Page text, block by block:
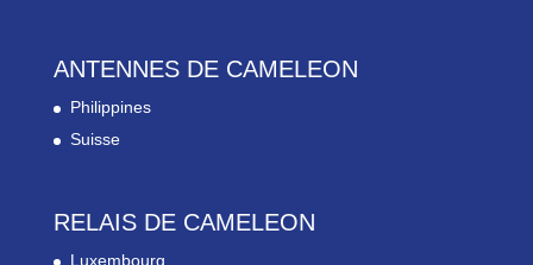
ANTENNES DE CAMELEON
Philippines
Suisse
RELAIS DE CAMELEON
Luxembourg